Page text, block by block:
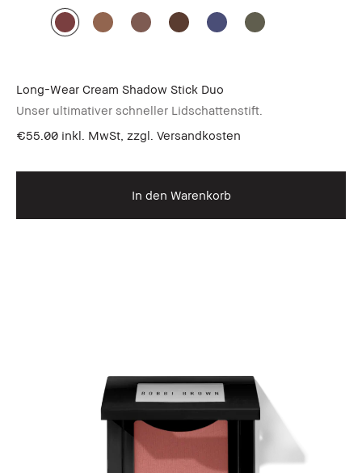
Long-Wear Cream Shadow Stick Duo
Unser ultimativer schneller Lidschattenstift.
€55.00 inkl. MwSt, zzgl. Versandkosten
In den Warenkorb